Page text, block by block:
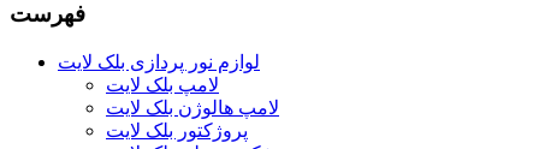
فهرست
لوازم نور پردازی بلک لایت
لامپ بلک لایت
لامپ هالوژن بلک لایت
پروژکتور بلک لایت